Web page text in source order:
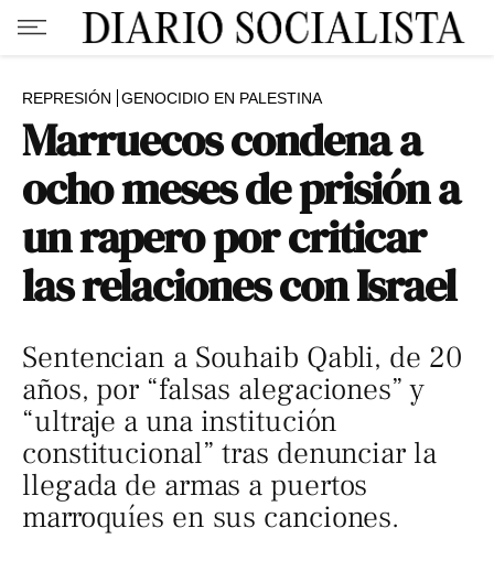
REPRESIÓN GENOCIDIO EN PALESTINA
Marruecos condena a
ocho meses de prisión a
un rapero por criticar
las relaciones con Israel
Sentencian a Souhaib Qabli, de 20
años, por “falsas alegaciones” y
“ultraje a una institución
constitucional” tras denunciar la
llegada de armas a puertos
marroquíes en sus canciones.